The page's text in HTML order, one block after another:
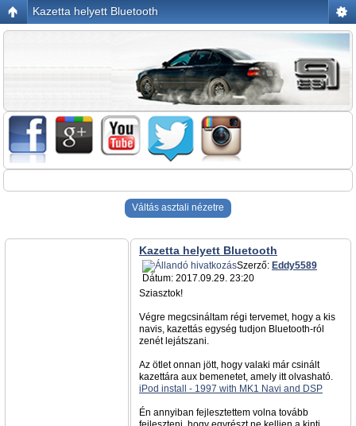
Kazetta helyett Bluetooth
Váltás asztali nézetre
Kazetta helyett Bluetooth
Szerző: Eddy5589
Dátum: 2017.09.29. 23:20
Sziasztok!
Végre megcsináltam régi tervemet, hogy a kis
navis, kazettás egység tudjon Bluetooth-ról
zenét lejátszani.
Az ötlet onnan jött, hogy valaki már csinált
kazettára aux bemenetet, amely itt olvasható.
iPod install - 1997 with MK1 Navi and DSP
Én annyiban fejlesztettem volna tovább